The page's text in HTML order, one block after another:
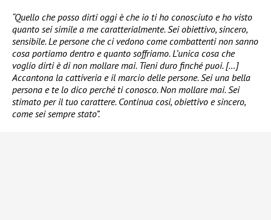
“Quello che posso dirti oggi è che io ti ho conosciuto e ho visto
quanto sei simile a me caratterialmente. Sei obiettivo, sincero,
sensibile. Le persone che ci vedono come combattenti non sanno
cosa portiamo dentro e quanto soffriamo. L’unica cosa che
voglio dirti è di non mollare mai. Tieni duro finché puoi. […]
Accantona la cattiveria e il marcio delle persone. Sei una bella
persona e te lo dico perché ti conosco. Non mollare mai. Sei
stimato per il tuo carattere. Continua cosi, obiettivo e sincero,
come sei sempre stato”.